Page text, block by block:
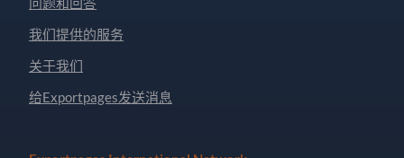
我们提供的服务
关于我们
给Exportpages发送消息